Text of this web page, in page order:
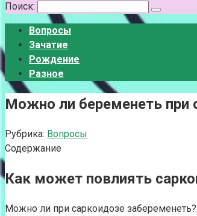
Поиск:
Вопросы
Зачатие
Рождение
Разное
Можно ли беременеть при
Рубрика: Вопросы
Содержание
Как может повлиять
Можно ли при саркоидозе